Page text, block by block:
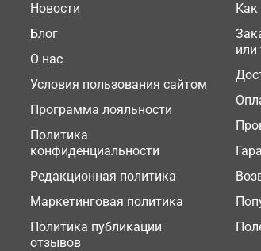
Новости
Блог
О нас
Условия пользования сайтом
Программа лояльности
Политика
конфиденциальности
Редакционная политика
Маркетинговая политика
Политика публикации
отзывов
Как
или